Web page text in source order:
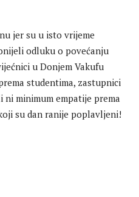
jer su u isto vrijeme
odluku o povećanju
u Donjem Vakufu
studentima, zastupnici
ni minimum empatije prema
su dan ranije poplavljeni!